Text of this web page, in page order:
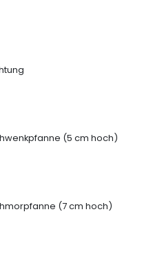
(5 cm hoch)
(7 cm hoch)